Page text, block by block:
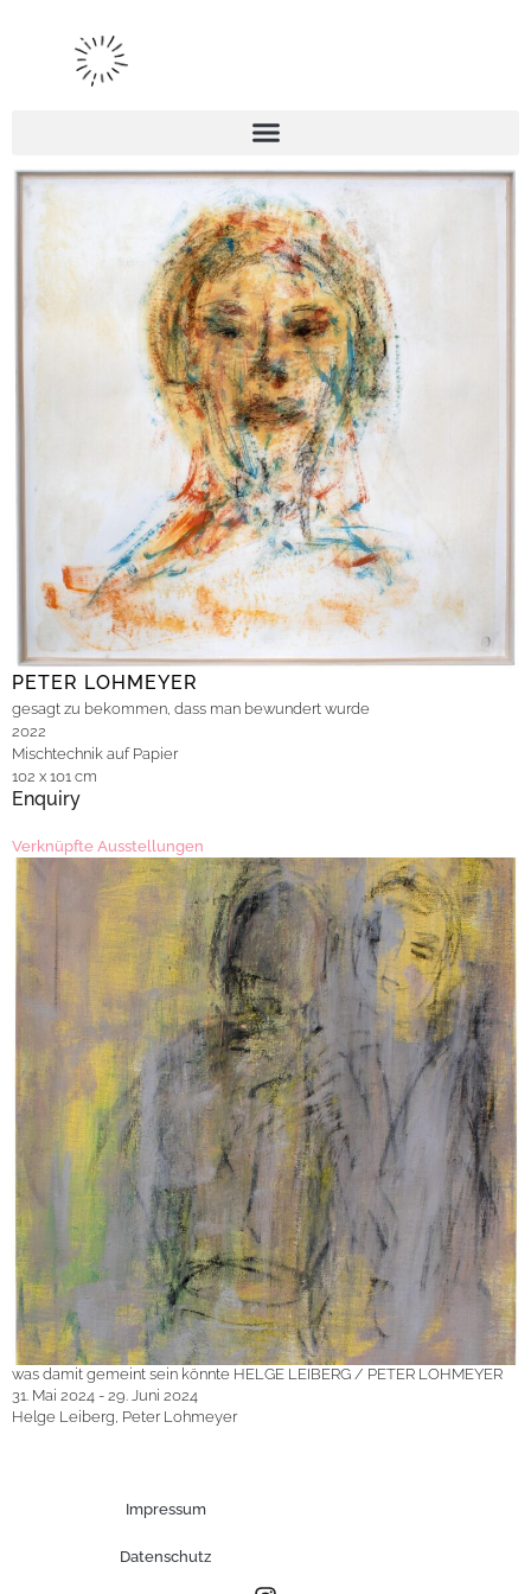
PETER LOHMEYER
gesagt zu bekommen, dass man bewundert wurde
2022
Mischtechnik auf Papier
102 x 101 cm
Enquiry
Verknüpfte Ausstellungen
was damit gemeint sein könnte HELGE LEIBERG / PETER LOHMEYER
31. Mai 2024 - 29. Juni 2024
Helge Leiberg, Peter Lohmeyer
Impressum
Datenschutz